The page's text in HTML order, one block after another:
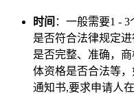
时间 ：一般需要1 -
是否符合法律规定
是否完整、准确，
体资格是否合法等
通知书,要求申请人